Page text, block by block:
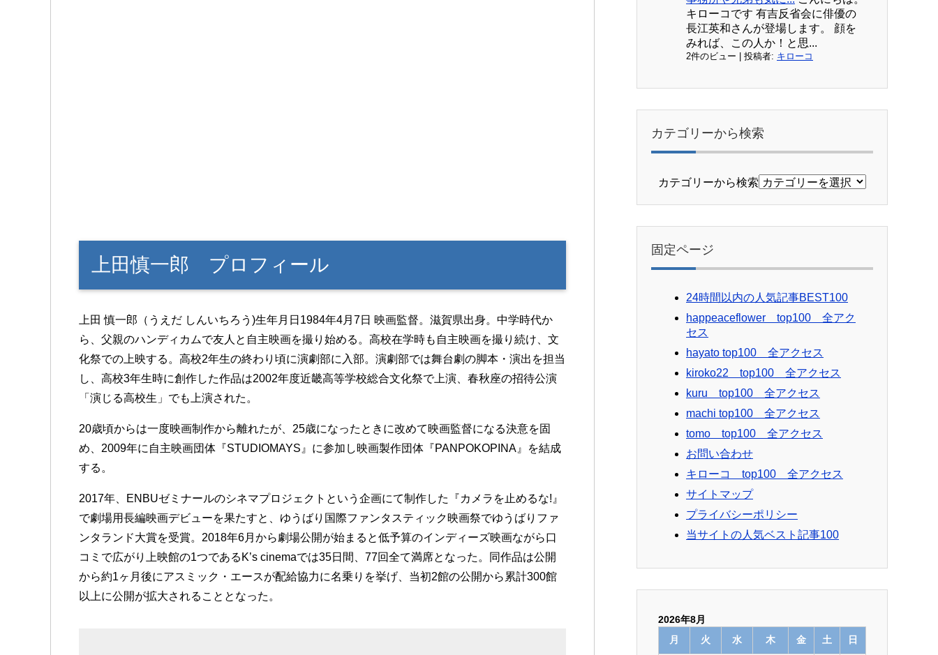
上田慎一郎 プロフィール
上田 慎一郎（うえだ しんいちろう)生年月日1984年4月7日 映画監督。滋賀県出身。中学時代か
ら、父親のハンディカムで友人と自主映画を撮り始める。高校在学時も自主映画を撮り続け、文
化祭での上映する。高校2年生の終わり頃に演劇部に入部。演劇部では舞台劇の脚本・演出を担当
し、高校3年生時に創作した作品は2002年度近畿高等学校総合文化祭で上演、春秋座の招待公演
「演じる高校生」でも上演された。
20歳頃からは一度映画制作から離れたが、25歳になったときに改めて映画監督になる決意を固
め、2009年に自主映画団体『STUDIOMAYS』に参加し映画製作団体『PANPOKOPINA』を結成
する。
2017年、ENBUゼミナールのシネマプロジェクトという企画にて制作した『カメラを止めるな!』
で劇場用長編映画デビューを果たすと、ゆうばり国際ファンタスティック映画祭でゆうばりファ
ンタランド大賞を受賞。2018年6月から劇場公開が始まると低予算のインディーズ映画ながら口
コミで広がり上映館の1つであるK’s cinemaでは35日間、77回全て満席となった。同作品は公開
から約1ヶ月後にアスミック・エースが配給協力に名乗りを挙げ、当初2館の公開から累計300館
以上に公開が拡大されることとなった。
キローコです 有吉反省会に俳優の
長江英和さんが登場します。 顔を
みれば、この人か！と思...
2件のビュー 投稿者: キローコ
カテゴリーから検索
カテゴリーから検索
固定ページ
24時間以内の人気記事BEST100
happeaceflower top100 全アク
セス
hayato top100 全アクセス
kiroko22 top100 全アクセス
kuru top100 全アクセス
machi top100 全アクセス
tomo top100 全アクセス
お問い合わせ
キローコ top100 全アクセス
サイトマップ
プライバシーポリシー
当サイトの人気ベスト記事100
2026年8月
月
火 水 木 金 土 日